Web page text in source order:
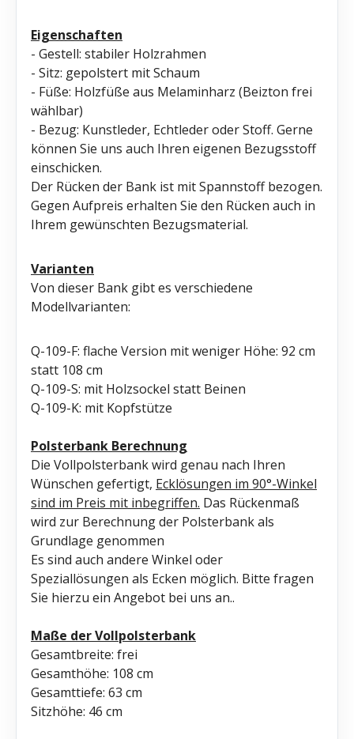
Eigenschaften
- Gestell: stabiler Holzrahmen
- Sitz: gepolstert mit Schaum
- Füße: Holzfüße aus Melaminharz (Beizton frei
wählbar)
- Bezug: Kunstleder, Echtleder oder Stoff. Gerne
können Sie uns auch Ihren eigenen Bezugsstoff
einschicken.
Der Rücken der Bank ist mit Spannstoff bezogen.
Gegen Aufpreis erhalten Sie den Rücken auch in
Ihrem gewünschten Bezugsmaterial.
Varianten
Von dieser Bank gibt es verschiedene
Modellvarianten:
Q-109-F: flache Version mit weniger Höhe: 92 cm
statt 108 cm
Q-109-S: mit Holzsockel statt Beinen
Q-109-K: mit Kopfstütze
Polsterbank Berechnung
Die Vollpolsterbank wird genau nach Ihren
Wünschen gefertigt, Ecklösungen im 90°-Winkel
sind im Preis mit inbegriffen. Das Rückenmaß
wird zur Berechnung der Polsterbank als
Grundlage genommen
Es sind auch andere Winkel oder
Speziallösungen als Ecken möglich. Bitte fragen
Sie hierzu ein Angebot bei uns an..
Maße der Vollpolsterbank
Gesamtbreite: frei
Gesamthöhe: 108 cm
Gesamttiefe: 63 cm
Sitzhöhe: 46 cm